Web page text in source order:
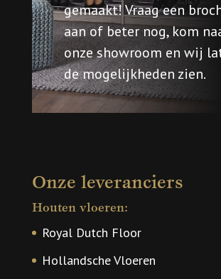
gemaakt! Vraag een
aan of beter nog, kom
onze showroom en wij
de mogelijkheden zien.
Onze leveranciers
Houten vloeren:
Royal Dutch Floor
Hollandsche Vloeren